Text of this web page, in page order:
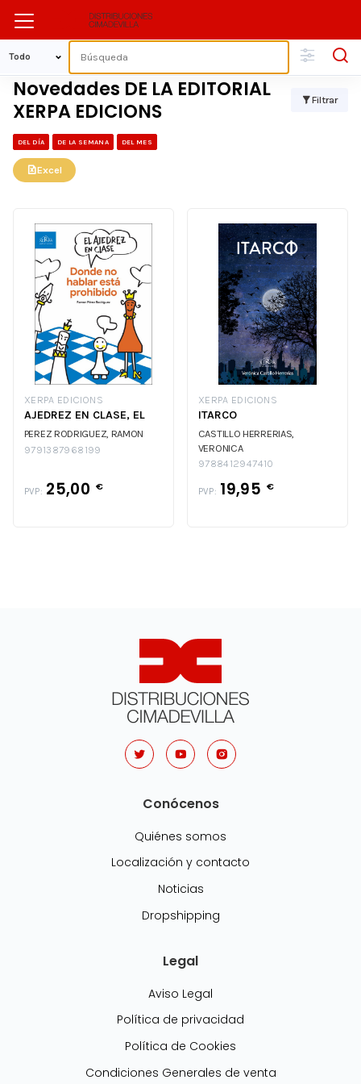
Novedades DE LA EDITORIAL
XERPA EDICIONS
Filtrar
DEL DÍA DE LA SEMANA DEL MES
Excel
XERPA EDICIONS
AJEDREZ EN CLASE, EL
PEREZ RODRIGUEZ, RAMON
9791387968199
PVP: 25,00 €
XERPA EDICIONS
ITARCO
CASTILLO HERRERIAS,
VERONICA
9788412947410
PVP: 19,95 €
Conócenos
Quiénes somos
Localización y contacto
Noticias
Dropshipping
Legal
Aviso Legal
Política de privacidad
Política de Cookies
Condiciones Generales de venta